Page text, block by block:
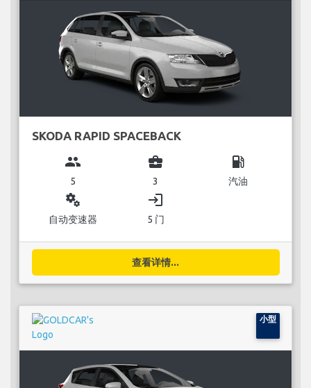
SKODA RAPID SPACEBACK
group
5
business_center
3
local_gas_station
汽油
miscellaneous_services
自动变速器
login
5 门
查看详情...
小型